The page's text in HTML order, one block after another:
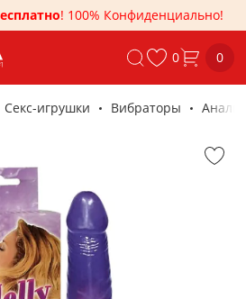
! 100% Конфиденциально!
0 0
Секс-игрушки Вибраторы